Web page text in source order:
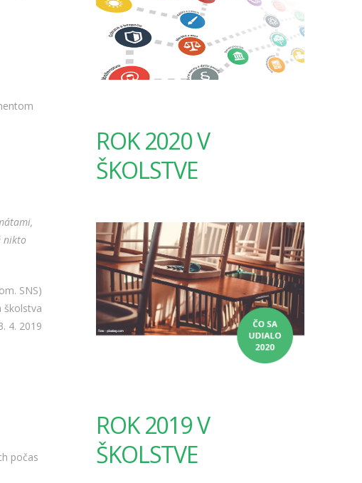
nikto
SNS)
školstva
4. 2019
počas
ROK 2020 V
ŠKOLSTVE
ROK 2019 V
ŠKOLSTVE